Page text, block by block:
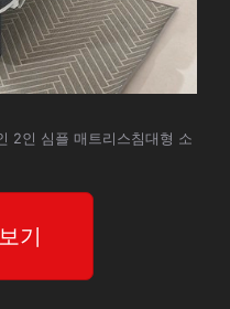
2인 심플 매트리스침대형 소
기